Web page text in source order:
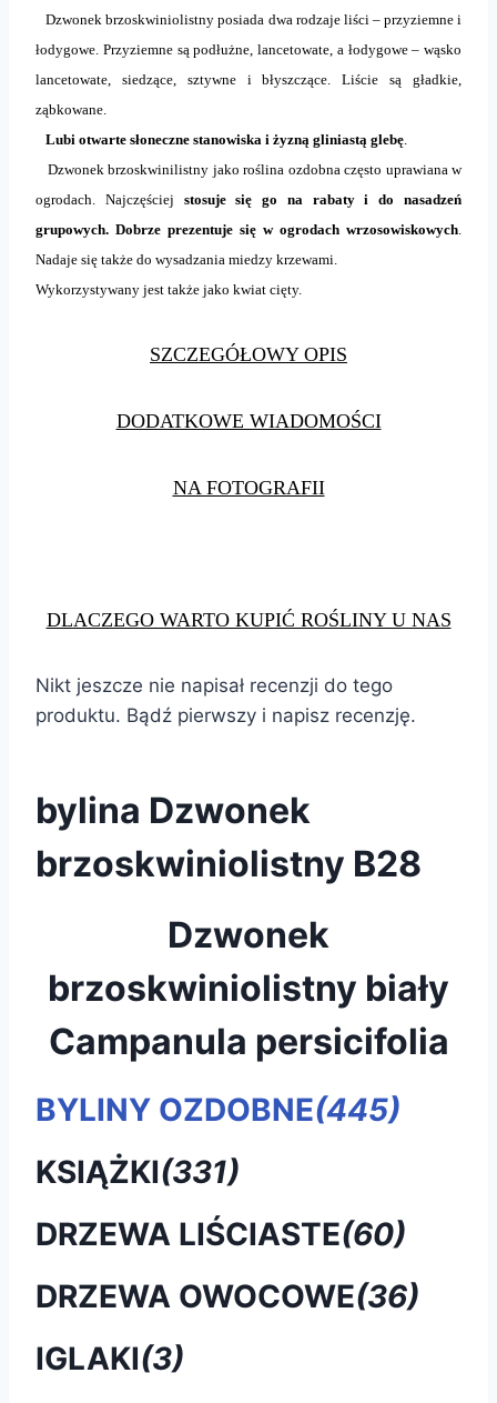
Dzwonek brzoskwiniolistny posiada dwa rodzaje liści – przyziemne i
łodygowe. Przyziemne są podłużne, lancetowate, a łodygowe – wąsko
lancetowate, siedzące, sztywne i błyszczące. Liście są gładkie,
ząbkowane.
Lubi otwarte słoneczne stanowiska i żyzną gliniastą glebę.
Dzwonek brzoskwinilistny jako roślina ozdobna często uprawiana w
ogrodach. Najczęściej stosuje się go na rabaty i do nasadzeń
grupowych. Dobrze prezentuje się w ogrodach wrzosowiskowych.
Nadaje się także do wysadzania miedzy krzewami.
Wykorzystywany jest także jako kwiat cięty.
SZCZEGÓŁOWY OPIS
DODATKOWE WIADOMOŚCI
NA FOTOGRAFII
DLACZEGO WARTO KUPIĆ ROŚLINY U NAS
Nikt jeszcze nie napisał recenzji do tego
produktu. Bądź pierwszy i napisz recenzję.
bylina Dzwonek
brzoskwiniolistny B28
Dzwonek
brzoskwiniolistny biały
Campanula persicifolia
BYLINY OZDOBNE(445)
KSIĄŻKI(331)
DRZEWA LIŚCIASTE(60)
DRZEWA OWOCOWE(36)
IGLAKI(3)